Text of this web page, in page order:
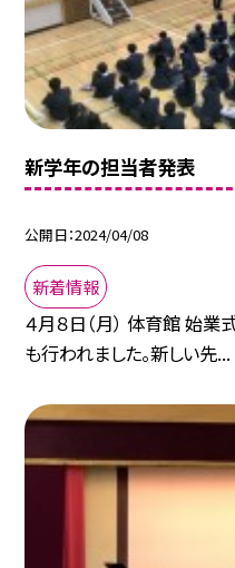
新学年の担当者発表
公開日 2024/04/08
新着情報
４月８日（月） 体育館 始
も行われました。新しい先...